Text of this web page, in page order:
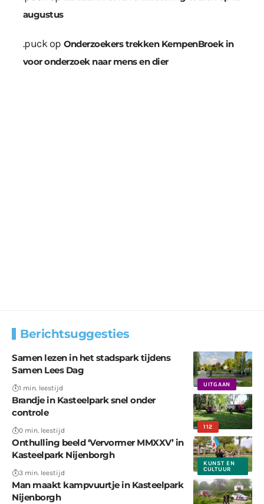
augustus
.puckop Onderzoekers trekken KempenBroek in
voor onderzoek naar mens en dier
Berichtsuggesties
UITGAAN
Samen lezen in het stadspark tijdens
Samen Lees Dag
1 min. leestijd
112
Brandje in Kasteelpark snel onder
controle
0 min. leestijd
KUNST EN
CULTUUR
Onthulling beeld ‘Vervormer MMXXV’ in
Kasteelpark Nijenborgh
3 min. leestijd
Man maakt kampvuurtje in Kasteelpark
Nijenborgh